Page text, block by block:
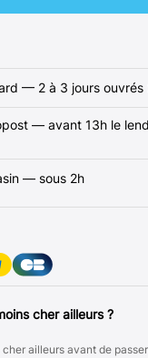
— 2 à 3 jours
— avant 13h le
— sous 2h
cher ailleurs ?
ailleurs avant de